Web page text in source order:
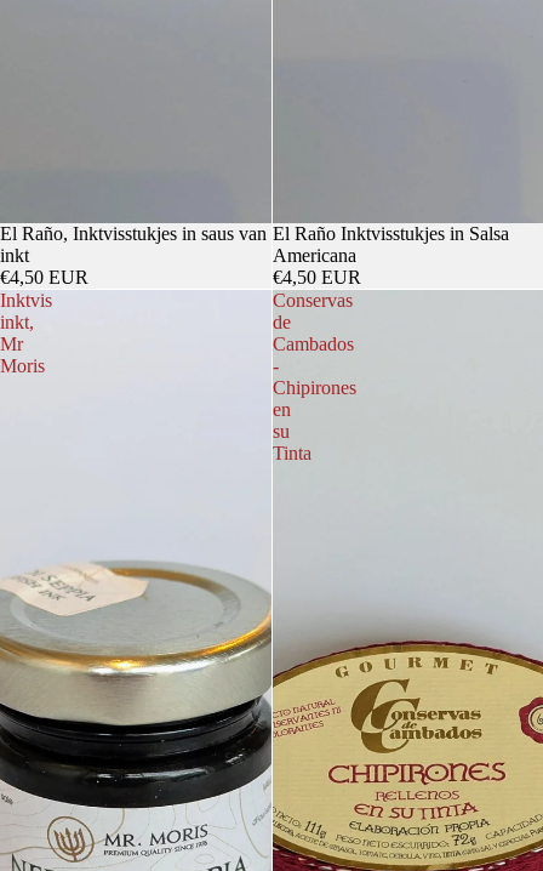
El Raño, Inktvisstukjes in saus van
inkt
€4,50 EUR
El Raño Inktvisstukjes in Salsa
Americana
€4,50 EUR
Inktvis
inkt,
Mr
Moris
Conservas
de
Cambados
-
Chipirones
en
su
Tinta